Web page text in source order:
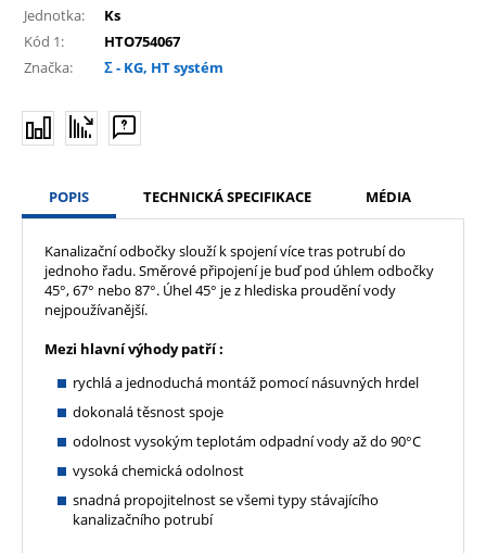
Jednotka:
Ks
Kód 1:
HTO754067
Značka:
Σ - KG, HT systém
POPIS TECHNICKÁ SPECIFIKACE MÉDIA
Kanalizační odbočky slouží k spojení více tras potrubí do
jednoho řadu. Směrové připojení je buď pod úhlem odbočky
45°, 67° nebo 87°. Úhel 45° je z hlediska proudění vody
nejpoužívanější.
Mezi hlavní výhody patří :
rychlá a jednoduchá montáž pomocí násuvných hrdel
dokonalá těsnost spoje
odolnost vysokým teplotám odpadní vody až do 90°C
vysoká chemická odolnost
snadná propojitelnost se všemi typy stávajícího
kanalizačního potrubí